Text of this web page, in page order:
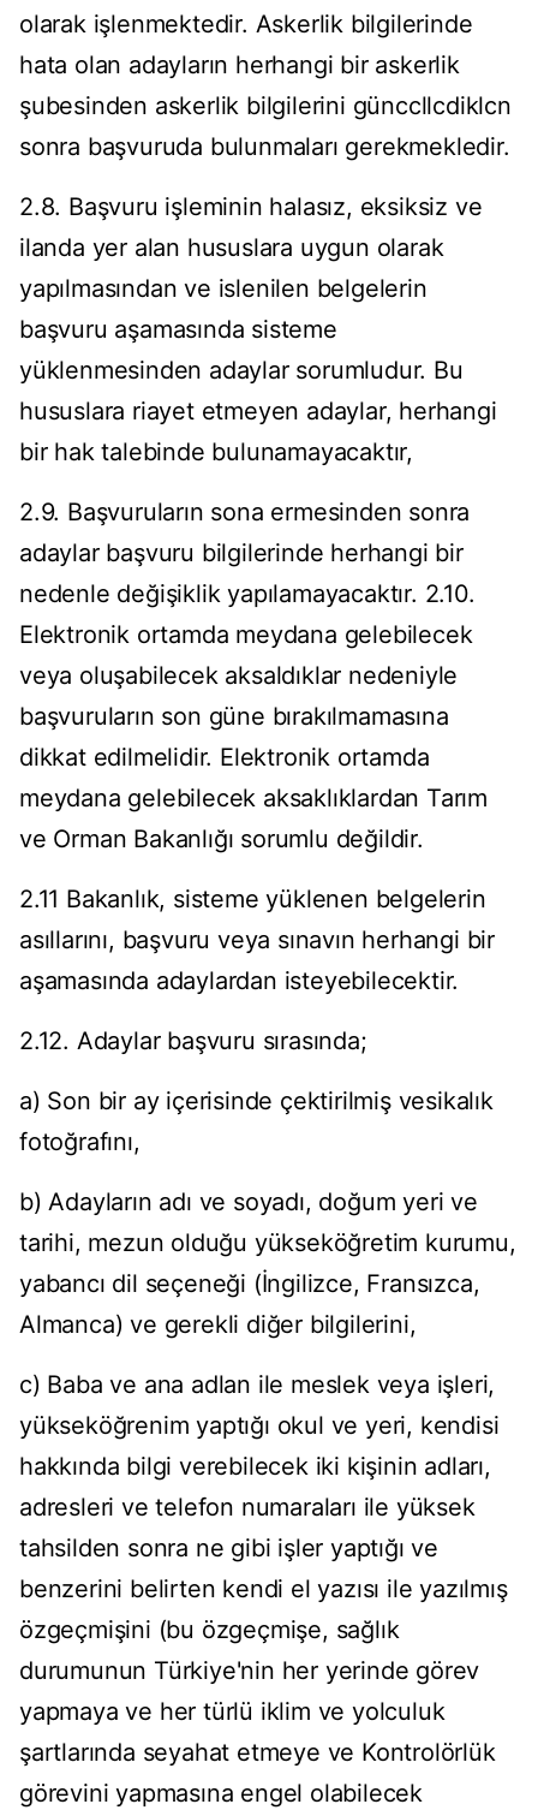
olarak işlenmektedir. Askerlik bilgilerinde
hata olan adayların herhangi bir askerlik
şubesinden askerlik bilgilerini günccllcdiklcn
sonra başvuruda bulunmaları gerekmekledir.
2.8. Başvuru işleminin halasız, eksiksiz ve
ilanda yer alan hususlara uygun olarak
yapılmasından ve islenilen belgelerin
başvuru aşamasında sisteme
yüklenmesinden adaylar sorumludur. Bu
hususlara riayet etmeyen adaylar, herhangi
bir hak talebinde bulunamayacaktır,
2.9. Başvuruların sona ermesinden sonra
adaylar başvuru bilgilerinde herhangi bir
nedenle değişiklik yapılamayacaktır. 2.10.
Elektronik ortamda meydana gelebilecek
veya oluşabilecek aksaldıklar nedeniyle
başvuruların son güne bırakılmamasına
dikkat edilmelidir. Elektronik ortamda
meydana gelebilecek aksaklıklardan Tarım
ve Orman Bakanlığı sorumlu değildir.
2.11 Bakanlık, sisteme yüklenen belgelerin
asıllarını, başvuru veya sınavın herhangi bir
aşamasında adaylardan isteyebilecektir.
2.12. Adaylar başvuru sırasında;
a) Son bir ay içerisinde çektirilmiş vesikalık
fotoğrafını,
b) Adayların adı ve soyadı, doğum yeri ve
tarihi, mezun olduğu yükseköğretim kurumu,
yabancı dil seçeneği (İngilizce, Fransızca,
Almanca) ve gerekli diğer bilgilerini,
c) Baba ve ana adlan ile meslek veya işleri,
yükseköğrenim yaptığı okul ve yeri, kendisi
hakkında bilgi verebilecek iki kişinin adları,
adresleri ve telefon numaraları ile yüksek
tahsilden sonra ne gibi işler yaptığı ve
benzerini belirten kendi el yazısı ile yazılmış
özgeçmişini (bu özgeçmişe, sağlık
durumunun Türkiye'nin her yerinde görev
yapmaya ve her türlü iklim ve yolculuk
şartlarında seyahat etmeye ve Kontrolörlük
görevini yapmasına engel olabilecek